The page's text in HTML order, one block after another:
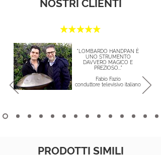
NOSTRI CLIENTI
"LOMBARDO HANDPAN È
UNO STRUMENTO
DAVVERO MAGICO E
PREZIOSO..."
Fabio Fazio
conduttore televisivo italiano
PRODOTTI SIMILI